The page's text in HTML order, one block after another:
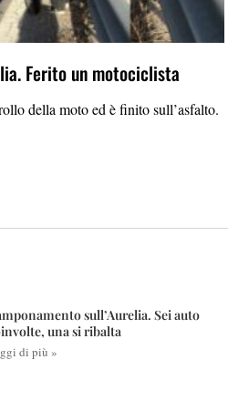
Ferito un motociclista
della moto ed è finito sull’asfalto.
sull’Aurelia. Sei auto
una si ribalta
di più »